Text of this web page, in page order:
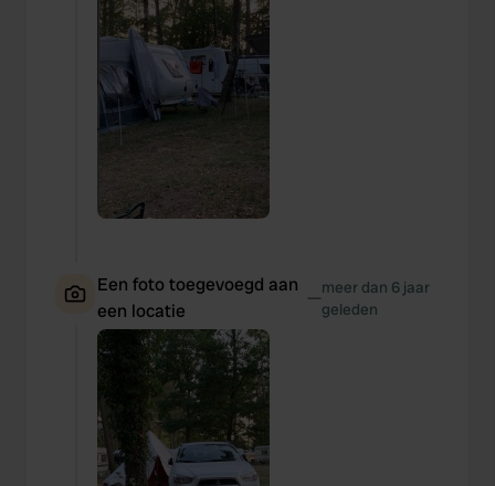
Een foto toegevoegd aan
een locatie
—meer dan 6 jaar
geleden